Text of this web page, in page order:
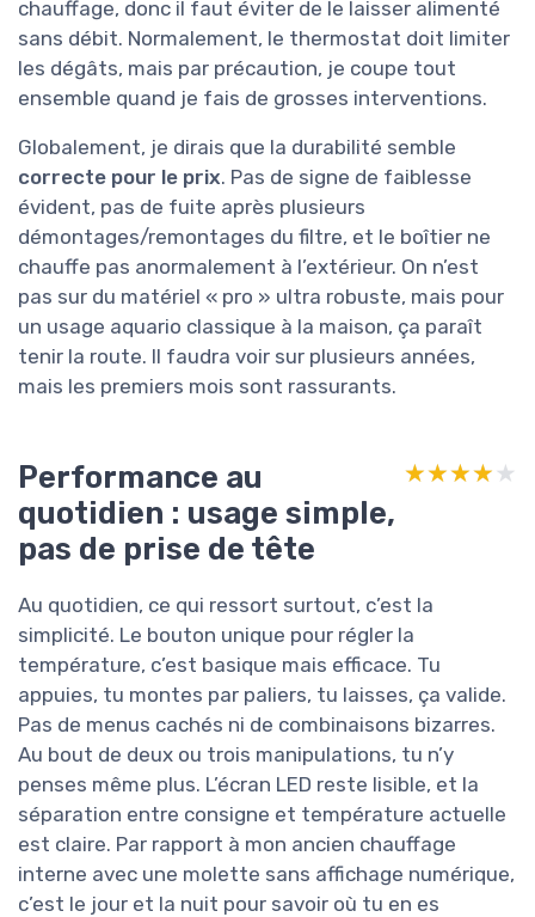
chauffage, donc il faut éviter de le laisser alimenté
sans débit. Normalement, le thermostat doit limiter
les dégâts, mais par précaution, je coupe tout
ensemble quand je fais de grosses interventions.
Globalement, je dirais que la durabilité semble
correcte pour le prix. Pas de signe de faiblesse
évident, pas de fuite après plusieurs
démontages/remontages du filtre, et le boîtier ne
chauffe pas anormalement à l’extérieur. On n’est
pas sur du matériel « pro » ultra robuste, mais pour
un usage aquario classique à la maison, ça paraît
tenir la route. Il faudra voir sur plusieurs années,
mais les premiers mois sont rassurants.
Performance au
quotidien : usage simple,
pas de prise de tête
★★★★★
★★★★★
Au quotidien, ce qui ressort surtout, c’est la
simplicité. Le bouton unique pour régler la
température, c’est basique mais efficace. Tu
appuies, tu montes par paliers, tu laisses, ça valide.
Pas de menus cachés ni de combinaisons bizarres.
Au bout de deux ou trois manipulations, tu n’y
penses même plus. L’écran LED reste lisible, et la
séparation entre consigne et température actuelle
est claire. Par rapport à mon ancien chauffage
interne avec une molette sans affichage numérique,
c’est le jour et la nuit pour savoir où tu en es